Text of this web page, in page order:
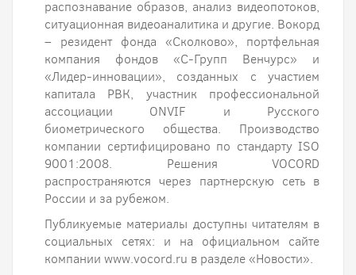
распознавание образов, анализ видеопотоков,
ситуационная видеоаналитика и другие. Вокорд
– резидент фонда «Сколково», портфельная
компания фондов «С-Групп Венчурс» и
«Лидер-инновации», созданных с участием
капитала РВК, участник профессиональной
ассоциации ONVIF и Русского
биометрического общества. Производство
компании сертифицировано по стандарту ISO
9001:2008. Решения VOCORD
распространяются через партнерскую сеть в
России и за рубежом.
Публикуемые материалы доступны читателям в
социальных сетях: и на официальном сайте
компании www.vocord.ru в разделе «Новости».